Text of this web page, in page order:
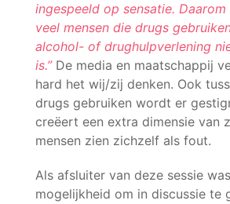
ingespeeld op sensatie.
veel mensen die drugs
alcohol- of drughulpverlening
is.”De media en maatschappij
hard het wij/zij denken. Ook
drugs gebruiken wordt er
creëert een extra dimensie van
mensen zien zichzelf als fout.
Als afsluiter van deze sessie
mogelijkheid om in discussie te